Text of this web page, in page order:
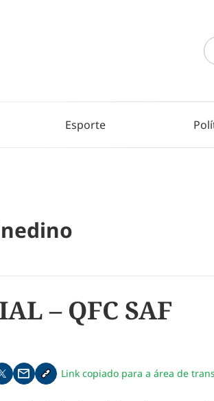
Esporte
– QFC SAF
pelo whatsapp
no facebook
Compartilhar no twitter
Compartilhe pelo email
Copiar link da notícia
Link copiado para a área de